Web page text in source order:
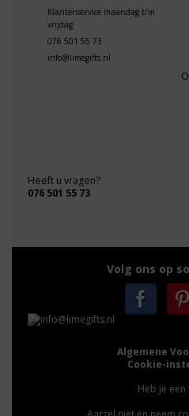
Klantenservice maandag t/m
vrijdag
076 501 55 73
info@limegifts.nl
Heeft u vragen?
076 501 55 73
Volg ons op
Algemene
Cookie-
Heb je een